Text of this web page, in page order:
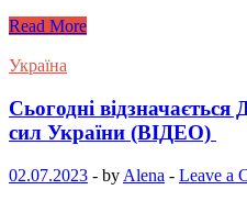
Read More
Україна
Сьогодні
сил України (ВІДЕО)
02.07.2023 - by Alena - Leave a